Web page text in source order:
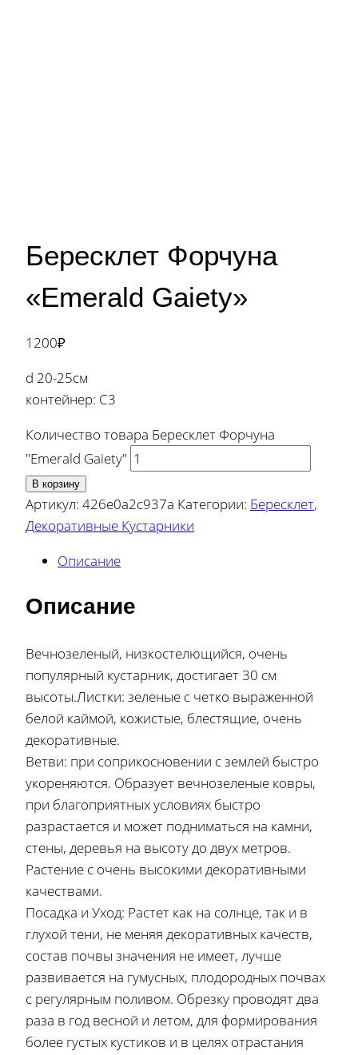
Бересклет Форчуна
«Emerald Gaiety»
1200₽
d 20-25см
контейнер: С3
Количество товара Бересклет Форчуна
"Emerald Gaiety"
В корзину
Артикул: 426e0a2c937a Категории: Бересклет,
Декоративные Кустарники
Описание
Описание
Вечнозеленый, низкостелющийся, очень
популярный кустарник, достигает 30 см
высоты.Листки: зеленые с четко выраженной
белой каймой, кожистые, блестящие, очень
декоративные.
Ветви: при соприкосновении с землей быстро
укореняются. Образует вечнозеленые ковры,
при благоприятных условиях быстро
разрастается и может подниматься на камни,
стены, деревья на высоту до двух метров.
Растение с очень высокими декоративными
качествами.
Посадка и Уход: Растет как на солнце, так и в
глухой тени, не меняя декоративных качеств,
состав почвы значения не имеет, лучше
развивается на гумусных, плодородных почвах
с регулярным поливом. Обрезку проводят два
раза в год весной и летом, для формирования
более густых кустиков и в целях отрастания